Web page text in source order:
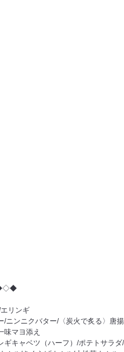
リンギ
ニンニクバター/〈炭火で炙る〉唐
味マヨ添え
ギキャベツ（ハーフ）/ポテトサラ